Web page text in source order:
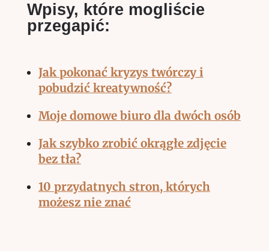
Wpisy, które mogliście
przegapić:
Jak pokonać kryzys twórczy i
pobudzić kreatywność?
Moje domowe biuro dla dwóch osób
Jak szybko zrobić okrągłe zdjęcie
bez tła?
10 przydatnych stron, których
możesz nie znać